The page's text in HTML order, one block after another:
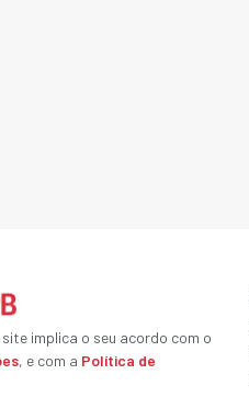
implica o seu acordo com o
, e com a Política de